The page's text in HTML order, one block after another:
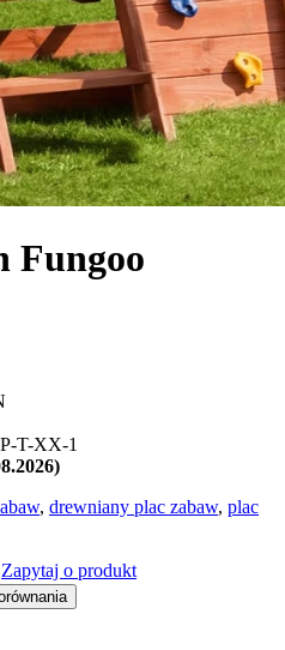
Fungoo
T-XX-1
, drewniany plac zabaw, plac
Zapytaj o produkt